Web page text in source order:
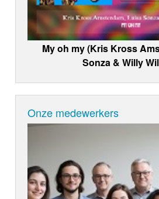
My oh my (Kris Kross
Sonza & Willy
Onze medewerkers